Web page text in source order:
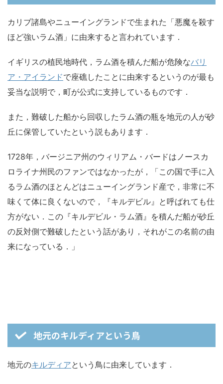
カリブ諸島やニューイングランドで生まれた「悪魔を殺す
ほど強いラム酒」に由来すると言われています．
イギリスの植民地時代，ラム酒を積んだ船が危険なバリ
ア・アイランドで座礁したことに由来するというのが最も
妥当な説明で，町が公式に支持しているものです．
また，難破した船から回収したラム酒の瓶を地元の人が砂
丘に保管していたという説もあります．
1728年，バージニア州のウィリアム・バードはノースカ
ロライナ州民のファンではなかったが，「この国で手に入
るラム酒のほとんどはニューイングランド産で，非常に不
味くて体に良くないので，『キルデビル』と呼ばれても仕
方がない．この『キルデビル・ラム酒』を積んだ船が砂丘
の反対側で難破したという話があり，それがこの名前の由
来になっている．」
地元のキルディアという鳥
地元のキルディアという鳥に由来しています．